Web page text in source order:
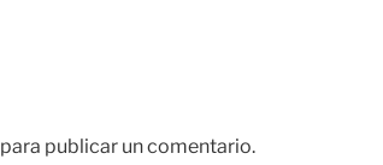
para publicar un comentario.